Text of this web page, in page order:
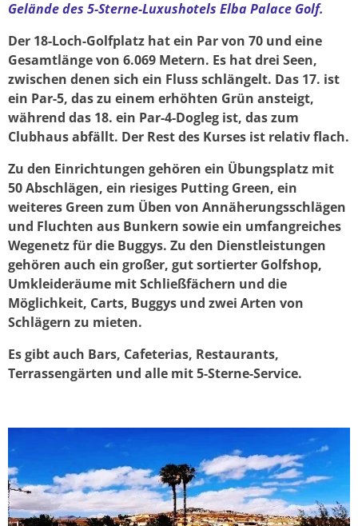
Gelände des 5-Sterne-Luxushotels Elba Palace Golf.
Der 18-Loch-Golfplatz hat ein Par von 70 und eine
Gesamtlänge von 6.069 Metern. Es hat drei Seen,
zwischen denen sich ein Fluss schlängelt. Das 17. ist
ein Par-5, das zu einem erhöhten Grün ansteigt,
während das 18. ein Par-4-Dogleg ist, das zum
Clubhaus abfällt. Der Rest des Kurses ist relativ flach.
Zu den Einrichtungen gehören ein Übungsplatz mit
50 Abschlägen, ein riesiges Putting Green, ein
weiteres Green zum Üben von Annäherungsschlägen
und Fluchten aus Bunkern sowie ein umfangreiches
Wegenetz für die Buggys. Zu den Dienstleistungen
gehören auch ein großer, gut sortierter Golfshop,
Umkleideräume mit Schließfächern und die
Möglichkeit, Carts, Buggys und zwei Arten von
Schlägern zu mieten.
Es gibt auch Bars, Cafeterias, Restaurants,
Terrassengärten und alle mit 5-Sterne-Service.